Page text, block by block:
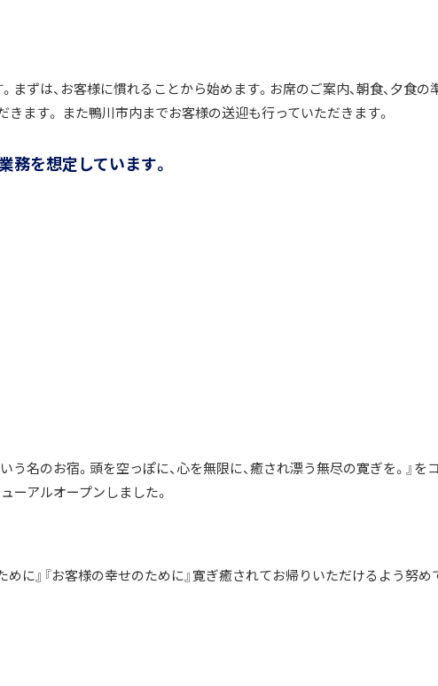
ずは、お客様に慣れることから始めます。お席のご案内、朝食、夕食の
ます。 また鴨川市内までお客様の送迎も行っていただきます。
務を想定しています。
う名のお宿。頭を空っぽに、心を無限に、癒され漂う無尽の寛ぎを。』を
ーアルオープンしました。
に』『お客様の幸せのために』寛ぎ癒されてお帰りいただけるよう努め